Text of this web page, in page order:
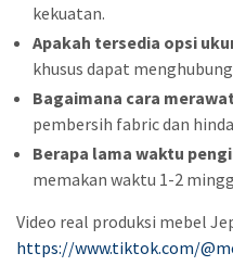
kekuatan.
Apakah tersedia opsi
khusus dapat
Bagaimana cara
pembersih fabric dan
Berapa lama waktu
memakan waktu 1-2
Video real produksi mebel
https://www.tiktok.com/